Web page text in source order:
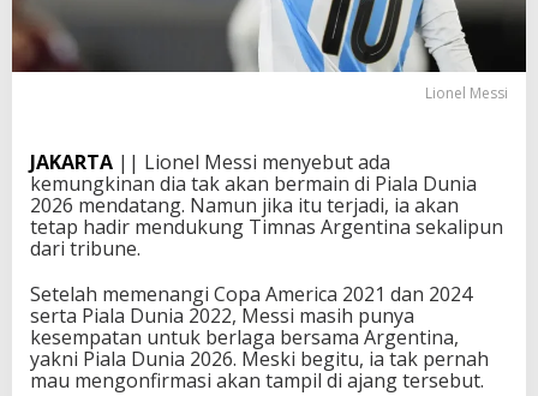
Lionel Messi
JAKARTA || Lionel Messi menyebut ada
kemungkinan dia tak akan bermain di Piala Dunia
2026 mendatang. Namun jika itu terjadi, ia akan
tetap hadir mendukung Timnas Argentina sekalipun
dari tribune.
Setelah memenangi Copa America 2021 dan 2024
serta Piala Dunia 2022, Messi masih punya
kesempatan untuk berlaga bersama Argentina,
yakni Piala Dunia 2026. Meski begitu, ia tak pernah
mau mengonfirmasi akan tampil di ajang tersebut.